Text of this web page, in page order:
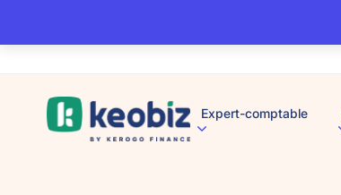
A
c
c
u
Expert-comptable